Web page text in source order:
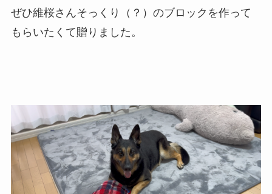
ぜひ維桜さんそっくり（？）のブロックを作って
もらいたくて贈りました。